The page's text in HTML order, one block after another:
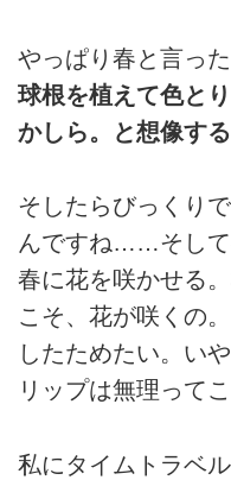
やっぱり春と言っ
球根を植えて色と
かしら。と想像す
そしたらびっくり
んですね……そして
春に花を咲かせる
こそ、花が咲くの
したためたい。い
リップは無理って
私にタイムトラベ